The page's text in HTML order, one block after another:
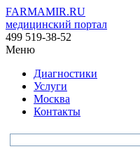
FARMAMIR.RU
медицинский портал
499 519-38-52
Меню
Диагностики
Услуги
Москва
Контакты